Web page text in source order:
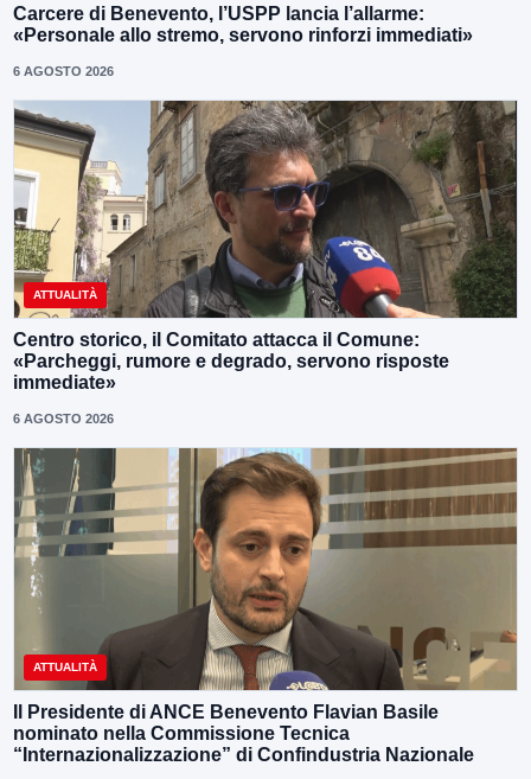
Carcere di Benevento, l’USPP lancia l’allarme:
«Personale allo stremo, servono rinforzi immediati»
6 AGOSTO 2026
ATTUALITÀ
Centro storico, il Comitato attacca il Comune:
«Parcheggi, rumore e degrado, servono risposte
immediate»
6 AGOSTO 2026
ATTUALITÀ
Il Presidente di ANCE Benevento Flavian Basile
nominato nella Commissione Tecnica
“Internazionalizzazione” di Confindustria Nazionale